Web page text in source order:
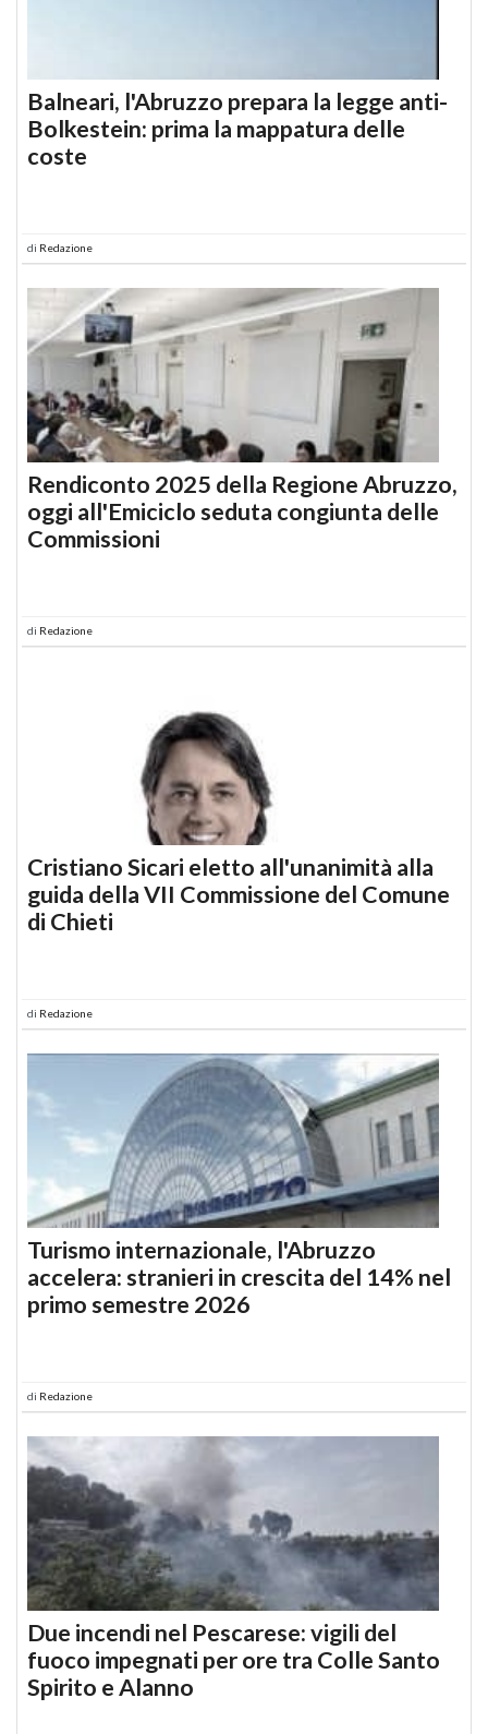
Balneari, l'Abruzzo prepara la legge anti-
Bolkestein: prima la mappatura delle
coste
di Redazione
Rendiconto 2025 della Regione Abruzzo,
oggi all'Emiciclo seduta congiunta delle
Commissioni
di Redazione
Cristiano Sicari eletto all'unanimità alla
guida della VII Commissione del Comune
di Chieti
di Redazione
Turismo internazionale, l'Abruzzo
accelera: stranieri in crescita del 14% nel
primo semestre 2026
di Redazione
Due incendi nel Pescarese: vigili del
fuoco impegnati per ore tra Colle Santo
Spirito e Alanno